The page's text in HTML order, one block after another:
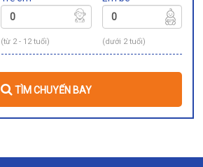
(từ 2 - 12 tuổi) (dưới 2 tuổi)
TÌM CHUYẾN BAY